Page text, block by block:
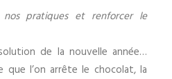
pratiques et renforcer le
de la nouvelle année…
que l’on arrête le chocolat, la